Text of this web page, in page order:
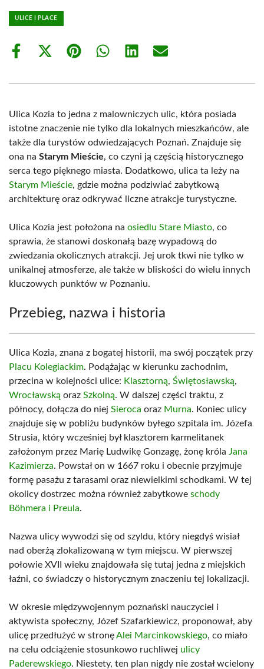
ULICE I PLACE
Share
Share
(Twitter)
Share Share Share Share
Ulica Kozia to jedna z malowniczych ulic, która posiada
istotne znaczenie nie tylko dla lokalnych mieszkańców, ale
także dla turystów odwiedzających Poznań. Znajduje się
ona na Starym Mieście, co czyni ją częścią historycznego
serca tego pięknego miasta. Dodatkowo, ulica ta leży na
Starym Mieście, gdzie można podziwiać zabytkową
architekturę oraz odkrywać liczne atrakcje turystyczne.
Ulica Kozia jest położona na osiedlu Stare Miasto, co
sprawia, że stanowi doskonałą bazę wypadową do
zwiedzania okolicznych atrakcji. Jej urok tkwi nie tylko w
unikalnej atmosferze, ale także w bliskości do wielu innych
kluczowych punktów w Poznaniu.
Przebieg, nazwa i historia
Ulica Kozia, znana z bogatej historii, ma swój początek przy
Placu Kolegiackim. Podążając w kierunku zachodnim,
przecina w kolejności ulice: Klasztorną, Świętosławską,
Wrocławską oraz Szkolną. W dalszej części traktu, z
północy, dołącza do niej Sieroca oraz Murna. Koniec ulicy
znajduje się w pobliżu budynków byłego szpitala im. Józefa
Strusia, który wcześniej był klasztorem karmelitanek
założonym przez Marię Ludwikę Gonzagę, żonę króla Jana
Kazimierza. Powstał on w 1667 roku i obecnie przyjmuje
formę pasażu z tarasami oraz niewielkimi schodkami. W tej
okolicy dostrzec można również zabytkowe schody
Böhmera i Preula.
Nazwa ulicy wywodzi się od szyldu, który niegdyś wisiał
nad oberżą zlokalizowaną w tym miejscu. W pierwszej
połowie XVII wieku znajdowała się tutaj jedna z miejskich
łaźni, co świadczy o historycznym znaczeniu tej lokalizacji.
W okresie międzywojennym poznański nauczyciel i
aktywista społeczny, Józef Szafarkiewicz, proponował, aby
ulicę przedłużyć w stronęAlei Marcinkowskiego, co miało
na celu odciążenie stosunkowo ruchliwej ulicy
Paderewskiego. Niestety, ten plan nigdy nie został wcielony